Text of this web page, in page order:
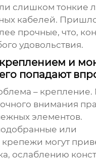
слишком тонкие
кабелей.
прочные, что,
удовольствия.
и
попадают
– крепление.
внимания
элементов.
или
могут
ослаблению